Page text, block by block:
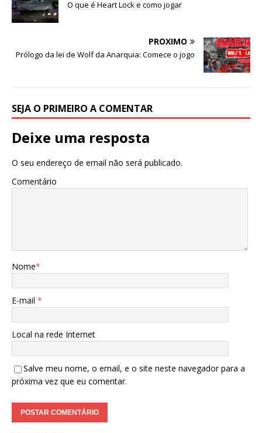
O que é Heart Lock e como jogar
PRÓXIMO
Prólogo da lei de Wolf da Anarquia: Comece o jogo
SEJA O PRIMEIRO A COMENTAR
Deixe uma resposta
O seu endereço de email não será publicado.
Comentário
Nome*
E-mail *
Local na rede Internet
Salve meu nome, o email, e o site neste navegador para a
próxima vez que eu comentar.